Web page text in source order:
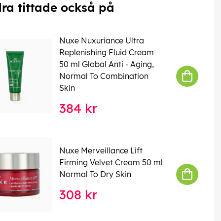
tittade också på
Nuxe Nuxuriance Ultra
Replenishing Fluid Cream
50 ml Global Anti - Aging,
Normal To Combination
Skin
384 kr
Nuxe Merveillance Lift
Firming Velvet Cream 50 ml
Normal To Dry Skin
308 kr